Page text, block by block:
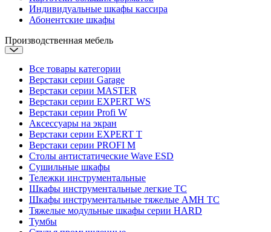
Индивидуальные шкафы кассира
Абонентские шкафы
Производственная мебель
Все товары категории
Верстаки серии Garage
Верстаки серии MASTER
Верстаки серии EXPERT WS
Верстаки серии Profi W
Аксессуары на экран
Верстаки серии EXPERT T
Верстаки серии PROFI M
Столы антистатические Wave ESD
Cушильные шкафы
Тележки инструментальные
Шкафы инструментальные легкие ТС
Шкафы инструментальные тяжелые AMH TC
Тяжелые модульные шкафы серии HARD
Тумбы